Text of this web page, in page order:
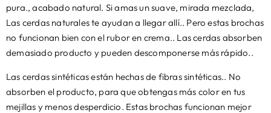
pura., acabado natural. Si amas un suave, mirada mezclada,
Las cerdas naturales te ayudan a llegar allí.. Pero estas brochas
no funcionan bien con el rubor en crema.. Las cerdas absorben
demasiado producto y pueden descomponerse más rápido..
Las cerdas sintéticas están hechas de fibras sintéticas.. No
absorben el producto, para que obtengas más color en tus
mejillas y menos desperdicio. Estas brochas funcionan mejor